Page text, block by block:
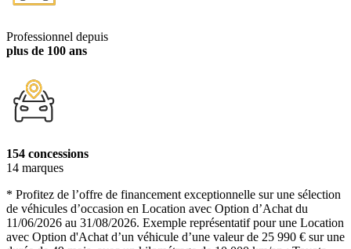
Professionnel depuis
plus de 100 ans
154 concessions
14 marques
* Profitez de l’offre de financement exceptionnelle sur une sélection
de véhicules d’occasion en Location avec Option d’Achat du
11/06/2026 au 31/08/2026. Exemple représentatif pour une Location
avec Option d'Achat d’un véhicule d’une valeur de 25 990 € sur une